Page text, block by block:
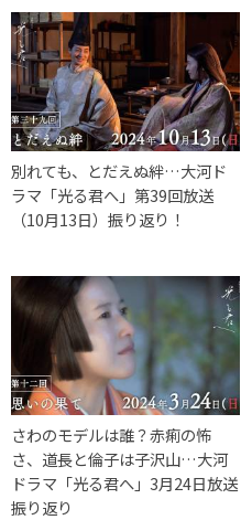
別れても、とだえぬ絆…大河ド
ラマ「光る君へ」第39回放送
（10月13日）振り返り！
さわのモデルは誰？赤痢の怖
さ、道長と倫子は子沢山…大河
ドラマ「光る君へ」3月24日放送
振り返り